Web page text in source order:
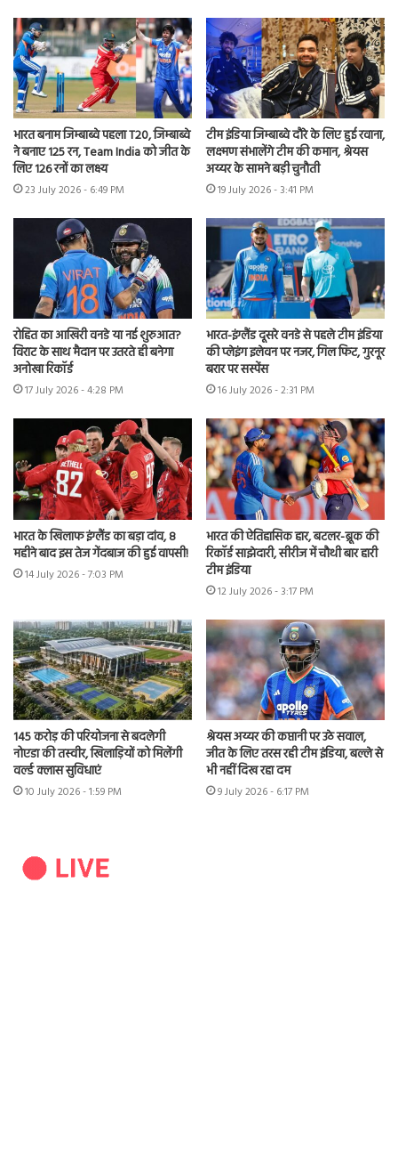
भारत बनाम जिम्बाब्वे पहला T20, जिम्बाब्वे
ने बनाए 125 रन, Team India को जीत के
लिए 126 रनों का लक्ष्य
23 July 2026 - 6:49 PM
टीम इंडिया जिम्बाब्वे दौरे के लिए हुई रवाना,
लक्ष्मण संभालेंगे टीम की कमान, श्रेयस
अय्यर के सामने बड़ी चुनौती
19 July 2026 - 3:41 PM
रोहित का आखिरी वनडे या नई शुरुआत?
विराट के साथ मैदान पर उतरते ही बनेगा
अनोखा रिकॉर्ड
17 July 2026 - 4:28 PM
भारत-इंग्लैंड दूसरे वनडे से पहले टीम इंडिया
की प्लेइंग इलेवन पर नजर, गिल फिट, गुरनूर
बरार पर सस्पेंस
16 July 2026 - 2:31 PM
भारत के खिलाफ इंग्लैंड का बड़ा दांव, 8
महीने बाद इस तेज गेंदबाज की हुई वापसी!
14 July 2026 - 7:03 PM
भारत की ऐतिहासिक हार, बटलर-ब्रूक की
रिकॉर्ड साझेदारी, सीरीज में चौथी बार हारी
टीम इंडिया
12 July 2026 - 3:17 PM
145 करोड़ की परियोजना से बदलेगी
नोएडा की तस्वीर, खिलाड़ियों को मिलेंगी
वर्ल्ड क्लास सुविधाएं
10 July 2026 - 1:59 PM
श्रेयस अय्यर की कप्तानी पर उठे सवाल,
जीत के लिए तरस रही टीम इंडिया, बल्ले से
भी नहीं दिख रहा दम
9 July 2026 - 6:17 PM